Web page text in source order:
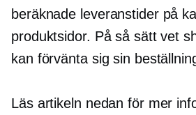
beräknade leveranstider på
produktsidor. På så sätt vet
kan förvänta sig sin
Läs artikeln nedan för mer